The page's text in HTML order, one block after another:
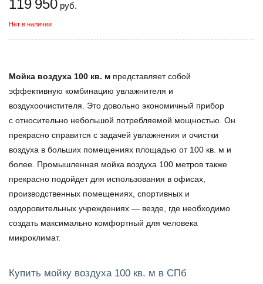
119 950 руб.
Нет в наличии
Мойка воздуха 100 кв. м представляет собой
эффективную комбинацию увлажнителя и
воздухоочистителя. Это довольно экономичный прибор
с относительно небольшой потребляемой мощностью. Он
прекрасно справится с задачей увлажнения и очистки
воздуха в больших помещениях площадью от 100 кв. м и
более. Промышленная мойка воздуха 100 метров также
прекрасно подойдет для использования в офисах,
производственных помещениях, спортивных и
оздоровительных учреждениях — везде, где необходимо
создать максимально комфортный для человека
микроклимат.
Купить мойку воздуха 100 кв. м в СПб